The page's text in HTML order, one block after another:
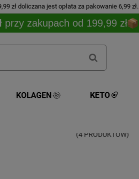
zł doliczana jest opłata za pakowanie 6,99 zł.
przy zakupach od 199,99 zł
(4 PRODUKTÓW)